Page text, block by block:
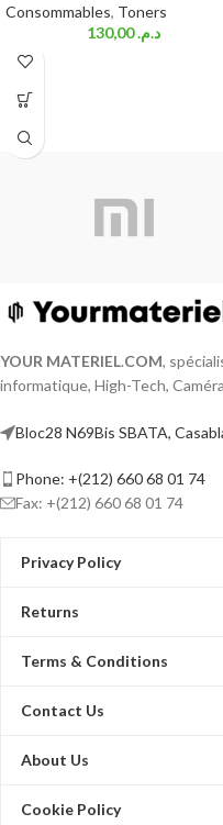
Consommables, Toners
د.م.130,00
YOUR MATERIEL.COM,
informatique, High-Tech,
Bloc28 N69Bis SBATA,
Phone: +(212) 660 68 01 74
Fax: +(212) 660 68 01 74
Privacy Policy
Returns
Terms & Conditions
Contact Us
About Us
Cookie Policy